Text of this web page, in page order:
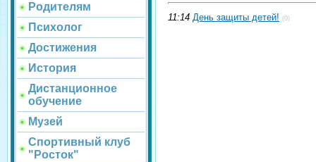
Родителям
Психолог
Достижения
История
Дистанционное
обучение
Музей
Спортивный клуб
"Росток"
11:14 День защиты детей! (0)